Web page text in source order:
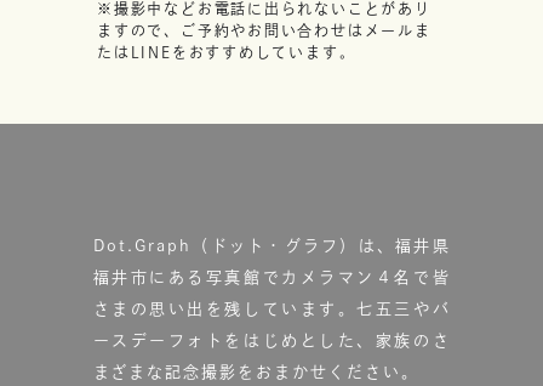
※撮影中などお電話に出られないことがあり
ますので、ご予約やお問い合わせはメールま
たはLINEをおすすめしています。
Dot.Graph（ドット・グラフ）は、福井県
福井市にある写真館で カメラマン４名で皆
さまの思い出を残しています。七五三やバ
ースデーフォトをはじめとした、家族のさ
まざまな記念撮影をおまかせください。